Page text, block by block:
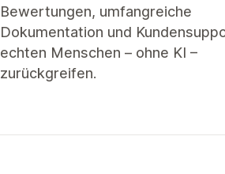
Bewertungen, umfangreiche
Dokumentation und
echten Menschen – ohne KI –
zurückgreifen.